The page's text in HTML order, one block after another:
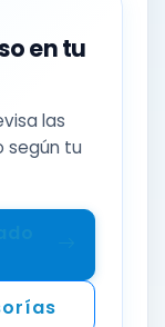
en tu
las
según tu